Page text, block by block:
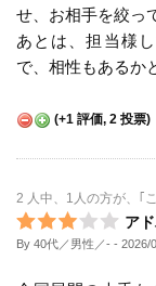
せ、お相手を絞っ
あとは、担当様
で、相性もあるか
(+1 評価, 2 投票)
2 人中、1人の方が、｢
ア
By 40代／男性／- - 2026/